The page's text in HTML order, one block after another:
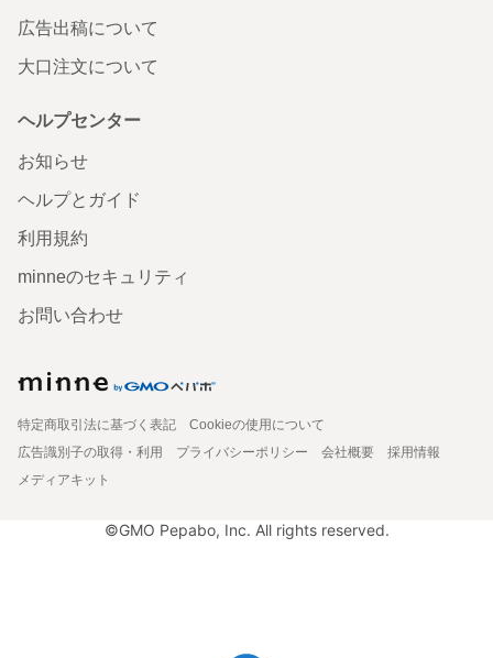
広告出稿について
大口注文について
ヘルプセンター
お知らせ
ヘルプとガイド
利用規約
minneのセキュリティ
お問い合わせ
特定商取引法に基づく表記
Cookieの使用について
広告識別子の取得・利用
プライバシーポリシー 会社概要
採用情報
メディアキット
©GMO Pepabo, Inc. All rights reserved.